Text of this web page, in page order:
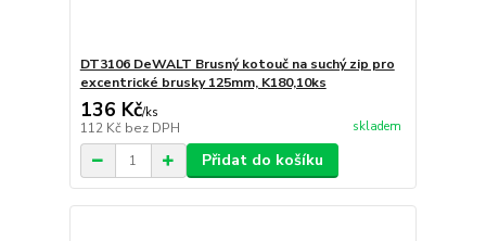
DT3106 DeWALT Brusný kotouč na suchý zip pro
excentrické brusky 125mm, K180,10ks
136 Kč/ks
112 Kč bez DPH skladem
Přidat do košíku